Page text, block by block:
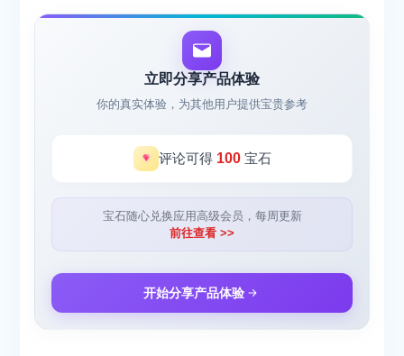
立即分享产品体验
你的真实体验，为其他用户提供宝贵参考
评论可得 100宝石
宝石随心兑换应用高级会员，每周更新
前往查看 >>
开始分享产品体验